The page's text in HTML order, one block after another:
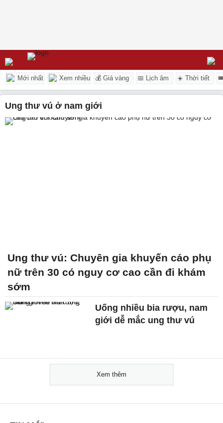
Mới nhất Xem nhiều 💰 Giá vàng 📅 Lịch âm ☀️ Thời tiết
ung thư vú ở nam giới
Ung thư vú: Chuyên gia khuyến cáo phụ
nữ trên 30 có nguy cơ cao cần đi khám
sớm
Uống nhiều bia rượu, nam
giới dễ mắc ung thư vú
Xem thêm